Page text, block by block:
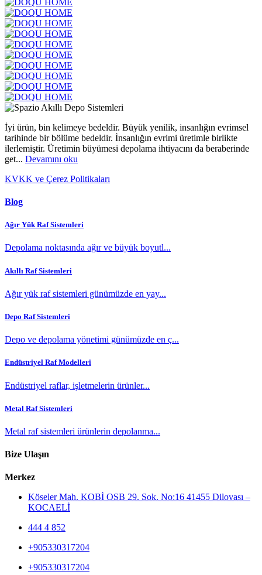
İyi ürün, bin kelimeye bedeldir. Büyük yenilik, insanlığın evrimsel
tarihinde bir bölüme bedeldir. İnsanlığın evrimi üretimle birlikte
ilerlemiştir. Üretimin büyümesi depolama ihtiyacını da beraberinde
get... Devamını oku
KVKK ve Çerez Politikaları
Blog
Ağır Yük Raf Sistemleri
Depolama noktasında ağır ve büyük boyutl...
Akıllı Raf Sistemleri
Ağır yük raf sistemleri günümüzde en yay...
Depo Raf Sistemleri
Depo ve depolama yönetimi günümüzde en ç...
Endüstriyel Raf Modelleri
Endüstriyel raflar, işletmelerin ürünler...
Metal Raf Sistemleri
Metal raf sistemleri ürünlerin depolanma...
Bize Ulaşın
Merkez
Köseler Mah. KOBİ OSB 29. Sok. No:16 41455 Dilovası –
KOCAELİ
444 4 852
+905330317204
+905330317204